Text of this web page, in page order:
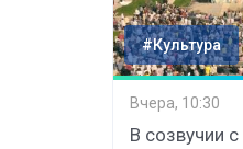
#Культура
Вчера, 10:30
В созвучии